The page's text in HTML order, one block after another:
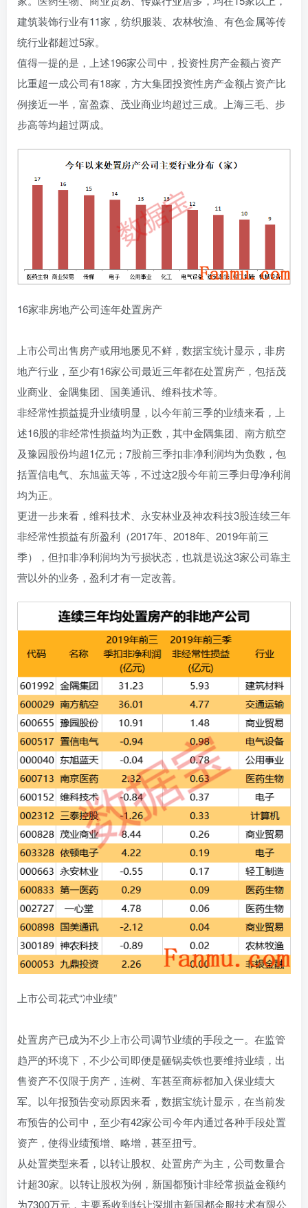
建筑装饰行业有11家，纺织服装、农林牧渔、有色金属等传
统行业都超过5家。
值得一提的是，上述196家公司中，投资性房产金额占资产
比重超一成公司有18家，方大集团投资性房产金额占资产比
例接近一半，富盈森、茂业商业均超过三成。上海三毛、步
步高等均超过两成。
16家非房地产公司连年处置房产
上市公司出售房产或用地屡见不鲜，数据宝统计显示，非房
地产行业，至少有16家公司最近三年都在处置房产，包括茂
业商业、金隅集团、国美通讯、维科技术等。
非经常性损益提升业绩明显，以今年前三季的业绩来看，上
述16股的非经常性损益均为正数，其中金隅集团、南方航空
及豫园股份均超1亿元；7股前三季扣非净利润均为负数，包
括置信电气、东旭蓝天等，不过这2股今年前三季归母净利润
均为正。
更进一步来看，维科技术、永安林业及神农科技3股连续三年
非经常性损益有所盈利（2017年、2018年、2019年前三
季），但扣非净利润均为亏损状态，也就是说这3家公司靠主
营以外的业务，盈利才有一定改善。
上市公司花式“冲业绩”
处置房产已成为不少上市公司调节业绩的手段之一。在监管
趋严的环境下，不少公司即便是砸锅卖铁也要维持业绩，出
售资产不仅限于房产，连树、车甚至商标都加入保业绩大
军。以年报预告变动原因来看，数据宝统计显示，在当前发
布预告的公司中，至少有42家公司今年内通过各种手段处置
资产，使得业绩预增、略增，甚至扭亏。
从处置类型来看，以转让股权、处置房产为主，公司数量合
计超30家。以转让股权为例，新国都预计非经常损益金额约
为7300万元，主要系收到转让深圳市新国都金服技术有限公